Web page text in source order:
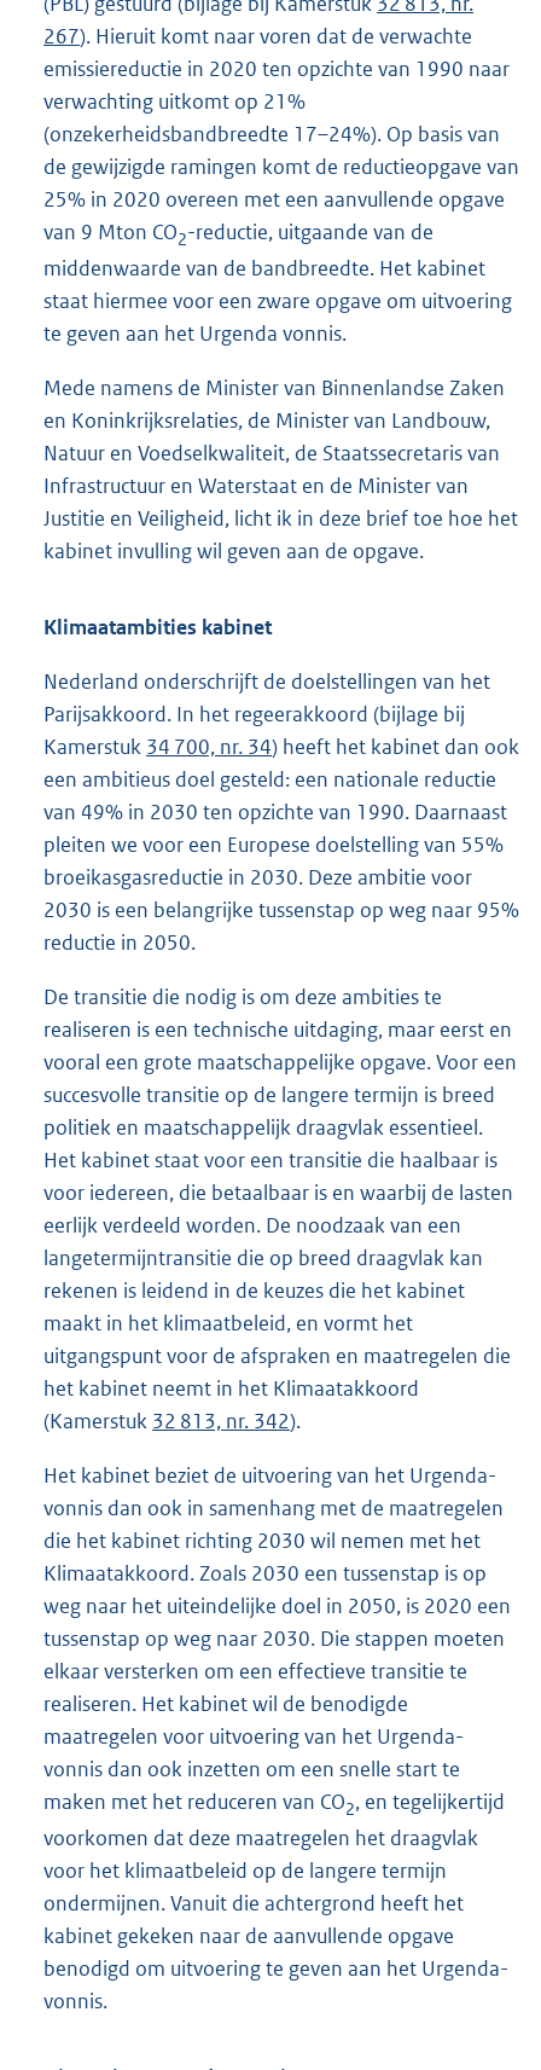
267). Hieruit komt naar voren dat de verwachte
emissiereductie in 2020 ten opzichte van 1990 naar
verwachting uitkomt op 21%
(onzekerheidsbandbreedte 17–24%). Op basis van
de gewijzigde ramingen komt de reductieopgave van
25% in 2020 overeen met een aanvullende opgave
van 9 Mton CO2-reductie, uitgaande van de
middenwaarde van de bandbreedte. Het kabinet
staat hiermee voor een zware opgave om uitvoering
te geven aan het Urgenda vonnis.
Mede namens de Minister van Binnenlandse Zaken
en Koninkrijksrelaties, de Minister van Landbouw,
Natuur en Voedselkwaliteit, de Staatssecretaris van
Infrastructuur en Waterstaat en de Minister van
Justitie en Veiligheid, licht ik in deze brief toe hoe het
kabinet invulling wil geven aan de opgave.
Klimaatambities kabinet
Nederland onderschrijft de doelstellingen van het
Parijsakkoord. In het regeerakkoord (bijlage bij
Kamerstuk 34 700, nr. 34) heeft het kabinet dan ook
een ambitieus doel gesteld: een nationale reductie
van 49% in 2030 ten opzichte van 1990. Daarnaast
pleiten we voor een Europese doelstelling van 55%
broeikasgasreductie in 2030. Deze ambitie voor
2030 is een belangrijke tussenstap op weg naar 95%
reductie in 2050.
De transitie die nodig is om deze ambities te
realiseren is een technische uitdaging, maar eerst en
vooral een grote maatschappelijke opgave. Voor een
succesvolle transitie op de langere termijn is breed
politiek en maatschappelijk draagvlak essentieel.
Het kabinet staat voor een transitie die haalbaar is
voor iedereen, die betaalbaar is en waarbij de lasten
eerlijk verdeeld worden. De noodzaak van een
langetermijntransitie die op breed draagvlak kan
rekenen is leidend in de keuzes die het kabinet
maakt in het klimaatbeleid, en vormt het
uitgangspunt voor de afspraken en maatregelen die
het kabinet neemt in het Klimaatakkoord
(Kamerstuk 32 813, nr. 342).
Het kabinet beziet de uitvoering van het Urgenda-
vonnis dan ook in samenhang met de maatregelen
die het kabinet richting 2030 wil nemen met het
Klimaatakkoord. Zoals 2030 een tussenstap is op
weg naar het uiteindelijke doel in 2050, is 2020 een
tussenstap op weg naar 2030. Die stappen moeten
elkaar versterken om een effectieve transitie te
realiseren. Het kabinet wil de benodigde
maatregelen voor uitvoering van het Urgenda-
vonnis dan ook inzetten om een snelle start te
maken met het reduceren van CO2, en tegelijkertijd
voorkomen dat deze maatregelen het draagvlak
voor het klimaatbeleid op de langere termijn
ondermijnen. Vanuit die achtergrond heeft het
kabinet gekeken naar de aanvullende opgave
benodigd om uitvoering te geven aan het Urgenda-
vonnis.